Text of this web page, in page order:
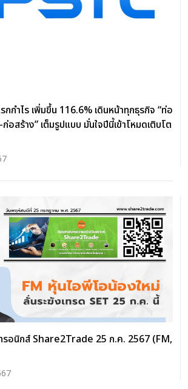
กกำไร เพิ่มขึ้น 116.6% เดินหน้าทุกธุรกิจ “ท่อ
สร้าง” เต็มรูปแบบ มั่นใจปีนี้เข้าโหมดเติบโต
อนิกส์ Share2Trade 25 ก.ค. 2567 (FM,